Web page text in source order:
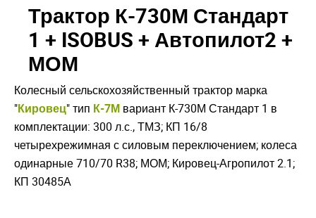
Трактор К-730М Стандарт
1 + ISOBUS + Автопилот2 +
МОМ
Колесный сельскохозяйственный трактор марка
"Кировец" тип К-7М вариант К-730М Стандарт 1 в
комплектации: 300 л.с., ТМЗ; КП 16/8
четырехрежимная с силовым переключением; колеса
одинарные 710/70 R38; МОМ; Кировец-Агропилот 2.1;
КП 30485А